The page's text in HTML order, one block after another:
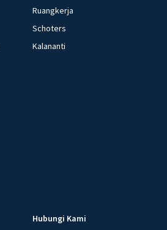
Ruangkerja
Schoters
Kalananti
Hubungi Kami